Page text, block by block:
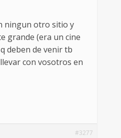
ningun otro sitio y
grande (era un cine
deben de venir tb
con vosotros en
#3277